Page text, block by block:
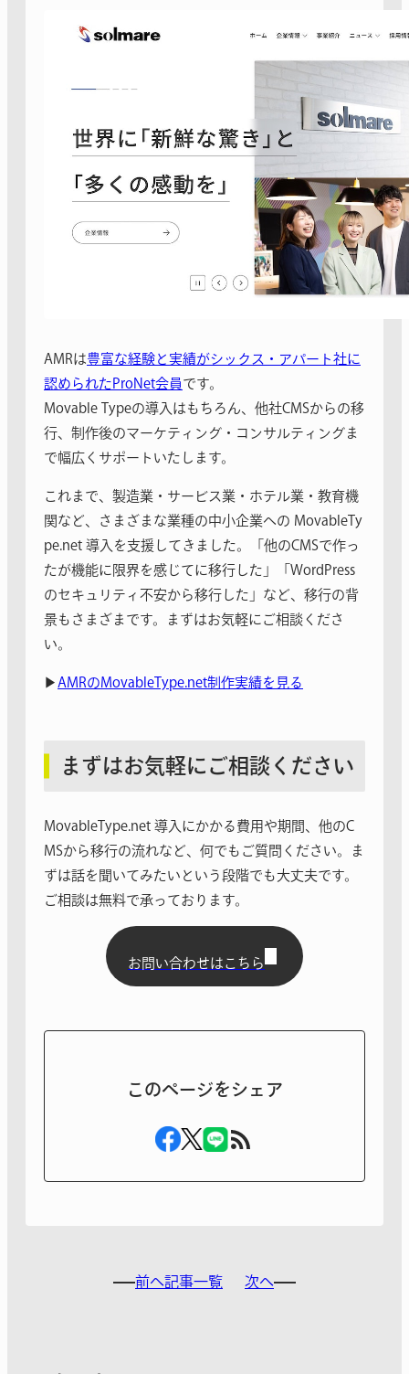
AMRは豊富な経験と実績がシックス・アパート社に
認められたProNet会員 です。
Movable Typeの導入はもちろん、他社CMSからの移
行、制作後のマーケティング・コンサルティングま
で幅広くサポートいたします。
これまで、製造業・サービス業・ホテル業・教育機
関など、さまざまな業種の中小企業への MovableTy
pe.net 導入を支援してきました。「他のCMSで作っ
たが機能に限界を感じてに移行した」「WordPress
のセキュリティ不安から移行した」など、移行の背
景もさまざまです。まずはお気軽にご相談くださ
い。
▶︎ AMRのMovableType.net制作実績を見る
まずはお気軽にご相談ください
MovableType.net 導入にかかる費用や期間、他のC
MSから移行の流れなど、何でもご質問ください。ま
ずは話を聞いてみたいという段階でも大丈夫です。
ご相談は無料で承っております。
お問い合わせはこちら
このページをシェア
前へ記事一覧 次へ